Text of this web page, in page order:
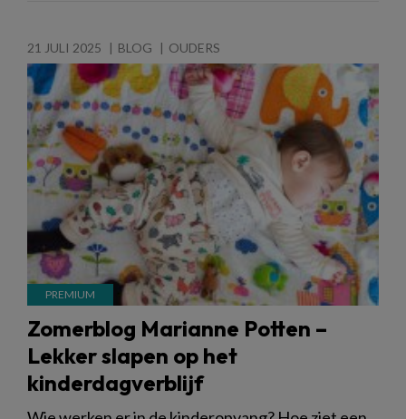
21 JULI 2025 BLOG OUDERS
Zomerblog Marianne Potten –
Lekker slapen op het
kinderdagverblijf